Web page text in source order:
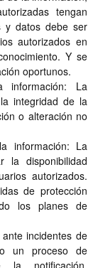
tengan
y datos debe ser
autorizados en
Y se
oportunos.
información: La
integridad de la
o alteración no
información: La
la disponibilidad
autorizados.
de protección
los planes de
incidentes de
un proceso de
la notificación,